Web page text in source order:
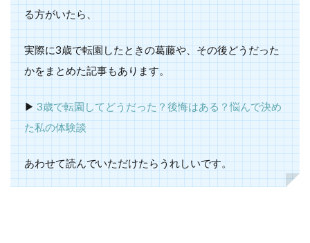
る方がいたら、
実際に3歳で転園したときの葛藤や、その後どうだった
かをまとめた記事もあります。
▶︎3歳で転園してどうだった？後悔はある？悩んで決め
た私の体験談
あわせて読んでいただけたらうれしいです。